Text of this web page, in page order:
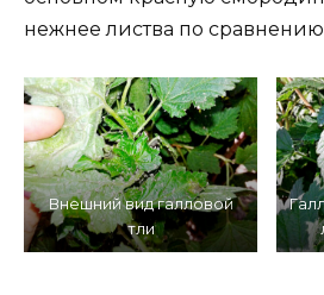
нежнее листва по
Внешний вид галловой
тли